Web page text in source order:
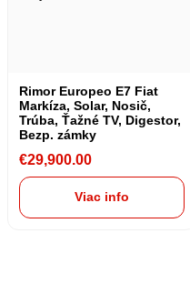
Rimor Europeo E7 Fiat
Markíza, Solar, Nosič,
Trúba, Ťažné TV, Digestor,
Bezp. zámky
€29,900.00
Viac info